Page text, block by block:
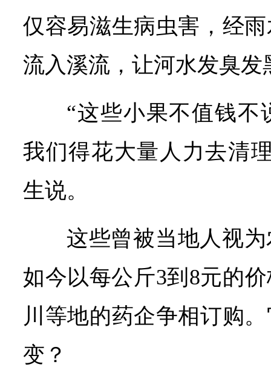
仅容易滋生病虫害，经
流入溪流，让河水发臭发
“这些小果不值钱不
我们得花大量人力去清
生说。
这些曾被当地人视
如今以每公斤3到8元的
川等地的药企争相订购
变？